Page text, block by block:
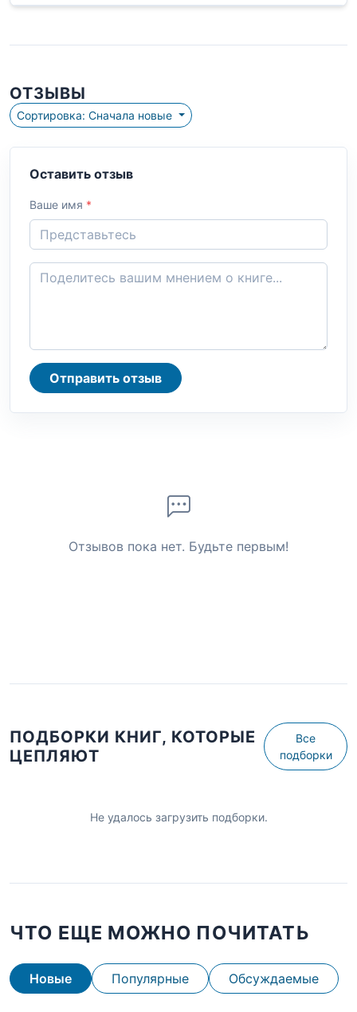
ОТЗЫВЫ
Сортировка: Сначала новые
Оставить отзыв
Ваше имя *
Отправить отзыв
Отзывов пока нет. Будьте первым!
ПОДБОРКИ КНИГ, КОТОРЫЕ
ЦЕПЛЯЮТ
Все
подборки
Не удалось загрузить подборки.
ЧТО ЕЩЕ МОЖНО ПОЧИТАТЬ
Новые Популярные Обсуждаемые